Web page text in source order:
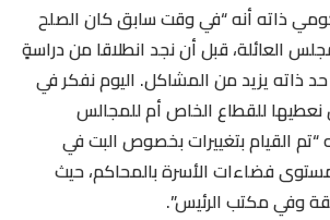
ذاته أنه “في وقت سابق كان الصلح
العائلة، قبل أن نجد انطلاقا من دراسةٍ
ذاته يزيد من المشاكل. اليوم نفكر في
للقطاع الخاص أم للمجالس
“تم القيام بتغييرات بخصوص البت في
فضاءات الأسرة بالمحاكم، حيث
وفي مكتب الرئيس”.